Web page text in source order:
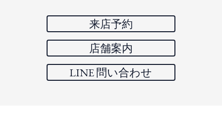
来店予約
店舗案内
LINE 問い合わせ